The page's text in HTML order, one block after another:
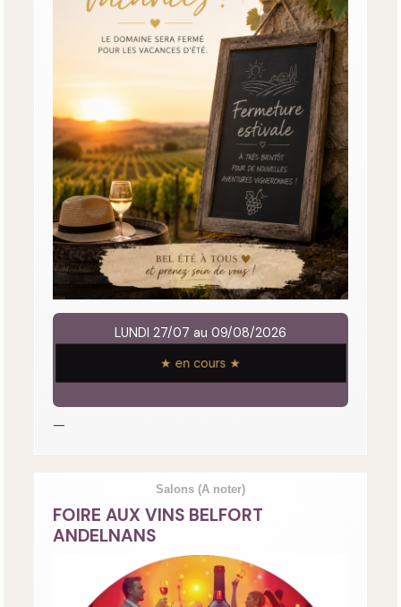
LUNDI 27/07 au 09/08/2026
★ en cours ★
—
Salons (A noter)
FOIRE AUX VINS BELFORT
ANDELNANS